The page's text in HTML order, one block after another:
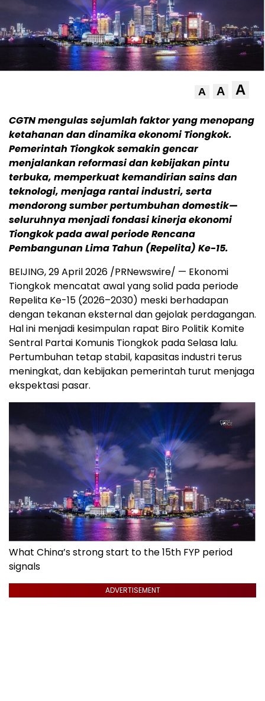
A A A
CGTN mengulas sejumlah faktor yang menopang
ketahanan dan dinamika ekonomi Tiongkok.
Pemerintah Tiongkok semakin gencar
menjalankan reformasi dan kebijakan pintu
terbuka, memperkuat kemandirian sains dan
teknologi, menjaga rantai industri, serta
mendorong sumber pertumbuhan domestik—
seluruhnya menjadi fondasi kinerja ekonomi
Tiongkok pada awal periode Rencana
Pembangunan Lima Tahun (Repelita) Ke-15.
BEIJING, 29 April 2026 /PRNewswire/ — Ekonomi
Tiongkok mencatat awal yang solid pada periode
Repelita Ke-15 (2026–2030) meski berhadapan
dengan tekanan eksternal dan gejolak perdagangan.
Hal ini menjadi kesimpulan rapat Biro Politik Komite
Sentral Partai Komunis Tiongkok pada Selasa lalu.
Pertumbuhan tetap stabil, kapasitas industri terus
meningkat, dan kebijakan pemerintah turut menjaga
ekspektasi pasar.
What China’s strong start to the 15th FYP period
signals
ADVERTISEMENT